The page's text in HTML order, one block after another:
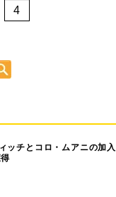
4
ッチとコロ・ムアニの加入